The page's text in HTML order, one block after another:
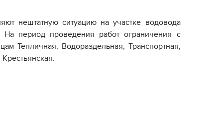
нештатную ситуацию на участке водовода
период проведения работ ограничения с
Тепличная, Водораздельная, Транспортная,